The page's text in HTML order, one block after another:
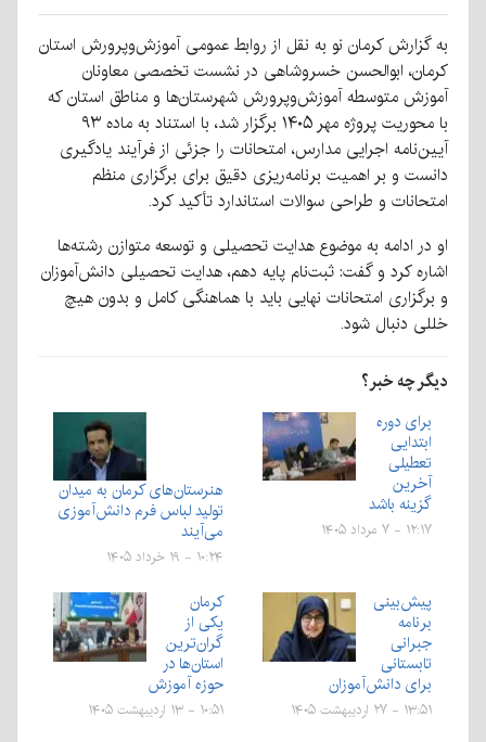
به گزارش کرمان نو به نقل از روابط عمومی آموزش‌وپرورش استان
کرمان، ابوالحسن خسروشاهی در نشست تخصصی معاونان
آموزش متوسطه آموزش‌وپرورش شهرستان‌ها و مناطق استان که
با محوریت پروژه مهر ۱۴۰۵ برگزار شد، با استناد به ماده ۹۳
آیین‌نامه اجرایی مدارس، امتحانات را جزئی از فرآیند یادگیری
دانست و بر اهمیت برنامه‌ریزی دقیق برای برگزاری منظم
امتحانات و طراحی سوالات استاندارد تأکید کرد.
او در ادامه به موضوع هدایت تحصیلی و توسعه متوازن رشته‌ها
اشاره کرد و گفت: ثبت‌نام پایه دهم، هدایت تحصیلی دانش‌آموزان
و برگزاری امتحانات نهایی باید با هماهنگی کامل و بدون هیچ
خللی دنبال شود.
دیگر چه خبر؟
برای دوره
ابتدایی
تعطیلی
آخرین
گزینه باشد
۱۲:۱۷ - ۷ مرداد ۱۴۰۵
هنرستان‌های کرمان به میدان
تولید لباس فرم دانش‌آموزی
می‌آیند
۱۰:۲۴ - ۱۹ خرداد ۱۴۰۵
پیش‌بینی
برنامه
جبرانی
تابستانی
برای دانش‌آموزان
۱۳:۵۱ - ۲۷ اردیبهشت ۱۴۰۵
کرمان
یکی از
گران‌ترین
استان‌ها در
حوزه آموزش
۱۰:۵۱ - ۱۳ اردیبهشت ۱۴۰۵